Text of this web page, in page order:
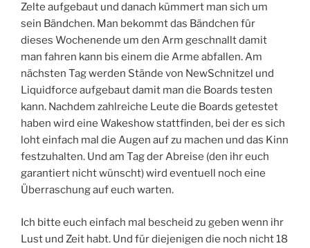
Zelte aufgebaut und danach kümmert man sich um
sein Bändchen. Man bekommt das Bändchen für
dieses Wochenende um den Arm geschnallt damit
man fahren kann bis einem die Arme abfallen. Am
nächsten Tag werden Stände von NewSchnitzel und
Liquidforce aufgebaut damit man die Boards testen
kann. Nachdem zahlreiche Leute die Boards getestet
haben wird eine Wakeshow stattfinden, bei der es sich
loht einfach mal die Augen auf zu machen und das Kinn
festzuhalten. Und am Tag der Abreise (den ihr euch
garantiert nicht wünscht) wird eventuell noch eine
Überraschung auf euch warten.
Ich bitte euch einfach mal bescheid zu geben wenn ihr
Lust und Zeit habt. Und für diejenigen die noch nicht 18